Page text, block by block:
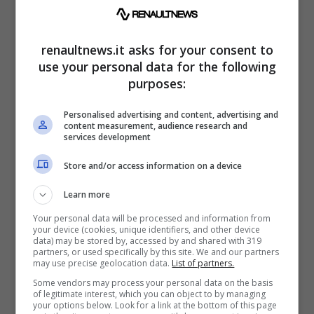
renaultnews.it
Per garantire maggiore sicurezza nella
transazione,sincronizzare il pagamento con
la consegnadel veicolo è una strategia
vincente. Servizi come Paycar.fr facilitano
questo processo: sia l’acquirente che il
venditore creano un account sul sito e solo
dopo l’accordo reciproco i soldi vengono
trasferiti, garantendo così solvibilità ed
affidabilità tra le parti.
Sebbene acquistando da un professionista si
renaultnews.it asks for your consent to
use your personal data for the following
purposes:
Personalised advertising and content, advertising and
content measurement, audience research and
services development
Store and/or access information on a device
Learn more
Your personal data will be processed and information from
your device (cookies, unique identifiers, and other device
data) may be stored by, accessed by and shared with 319
partners, or used specifically by this site. We and our partners
may use precise geolocation data. List of partners.
Some vendors may process your personal data on the basis
of legitimate interest, which you can object to by managing
your options below. Look for a link at the bottom of this page